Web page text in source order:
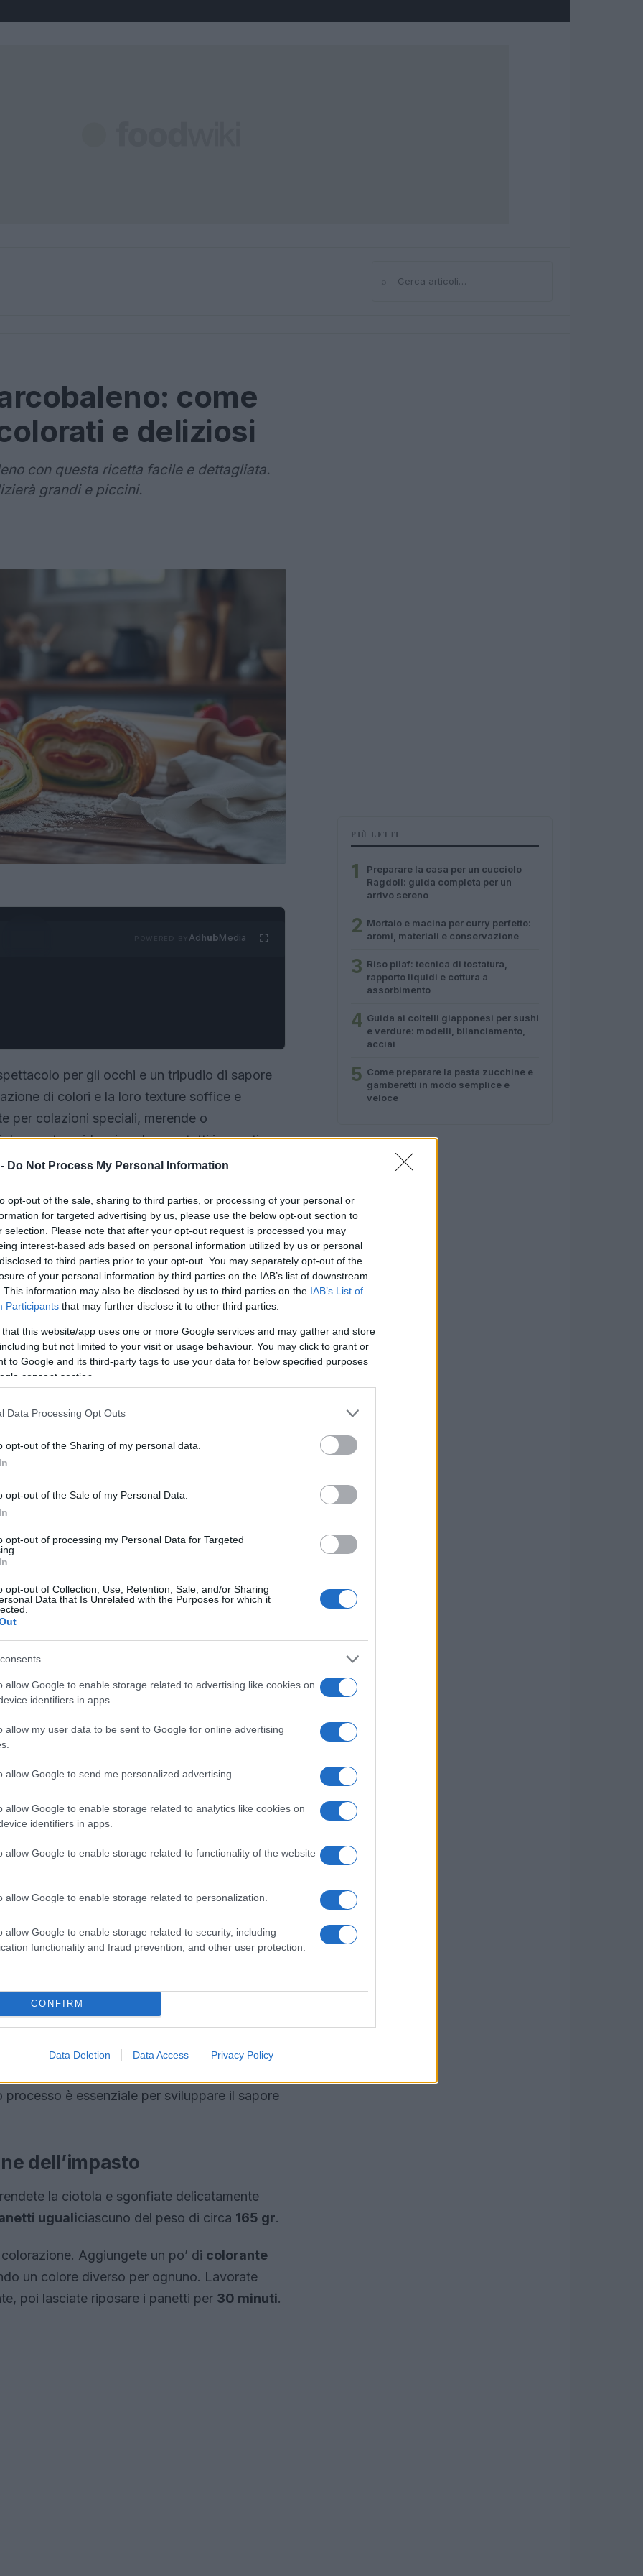
Do Not Process My Personal Information
opt-out of the sale, sharing to third parties, or processing of your personal or
for targeted advertising by us, please use the below opt-out section to
selection. Please note that after your opt-out request is processed you may
interest-based ads based on personal information utilized by us or personal
to third parties prior to your opt-out. You may separately opt-out of the
of your personal information by third parties on the IAB’s list of downstream
This information may also be disclosed by us to third parties on the IAB’s List of
Participants that may further disclose it to other third parties.
that this website/app uses one or more Google services and may gather and store
but not limited to your visit or usage behaviour. You may click to grant or
to Google and its third-party tags to use your data for below specified purposes
consent section.
Data Processing Opt Outs
opt-out of the Sharing of my personal data.
opt-out of the Sale of my Personal Data.
opt-out of processing my Personal Data for Targeted
opt-out of Collection, Use, Retention, Sale, and/or Sharing
Data that Is Unrelated with the Purposes for which it
allow Google to enable storage related to advertising like cookies on
identifiers in apps.
allow my user data to be sent to Google for online advertising
allow Google to send me personalized advertising.
allow Google to enable storage related to analytics like cookies on
identifiers in apps.
allow Google to enable storage related to functionality of the website
allow Google to enable storage related to personalization.
allow Google to enable storage related to security, including
functionality and fraud prevention, and other user protection.
CONFIRM
Data Deletion Data Access Privacy Policy
Cerca
come
e deliziosi
con questa ricetta facile e dettagliata.
grandi e piccini.
AdhubMedia
per gli occhi e un tripudio di sapore
di colori e la loro texture soffice e
per colazioni speciali, merende o
In questa guida, vi sveleremo tutti i segreti per
strati di colori vivaci e un impasto che si
richiede un po’ di pazienza e attenzione ai
di impegno. Seguite i nostri
in un capolavoro di pasticceria.
base. Sciogliete il
conzuccheroesalein una ciotola. Al centro,
e miele.
le mani o con una frusta, poi unite il
Questo passaggio è fondamentale
brioche.
per almeno
è essenziale per sviluppare il sapore
dell’impasto
la ciotola e sgonfiate delicatamente
ugualiciascuno del peso di circa 165 gr.
Aggiungete un po’ di colorante
un colore diverso per ognuno. Lavorate
poi lasciate riposare i panetti per 30 minuti.
PIÙ LETTI
1
Preparare la casa per un cucciolo
Ragdoll: guida completa per un
arrivo sereno
2 Mortaio e macina per curry perfetto:
aromi, materiali e conservazione
3 Riso pilaf: tecnica di tostatura,
rapporto liquidi e cottura a
assorbimento
4 Guida ai coltelli giapponesi per sushi
e verdure: modelli, bilanciamento,
acciai
5 Come preparare la pasta zucchine e
gamberetti in modo semplice e
veloce